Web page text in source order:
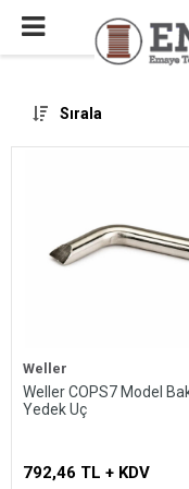
Sırala
Weller
Weller COPS7 Model
Yedek Uç
792,46 TL + KDV